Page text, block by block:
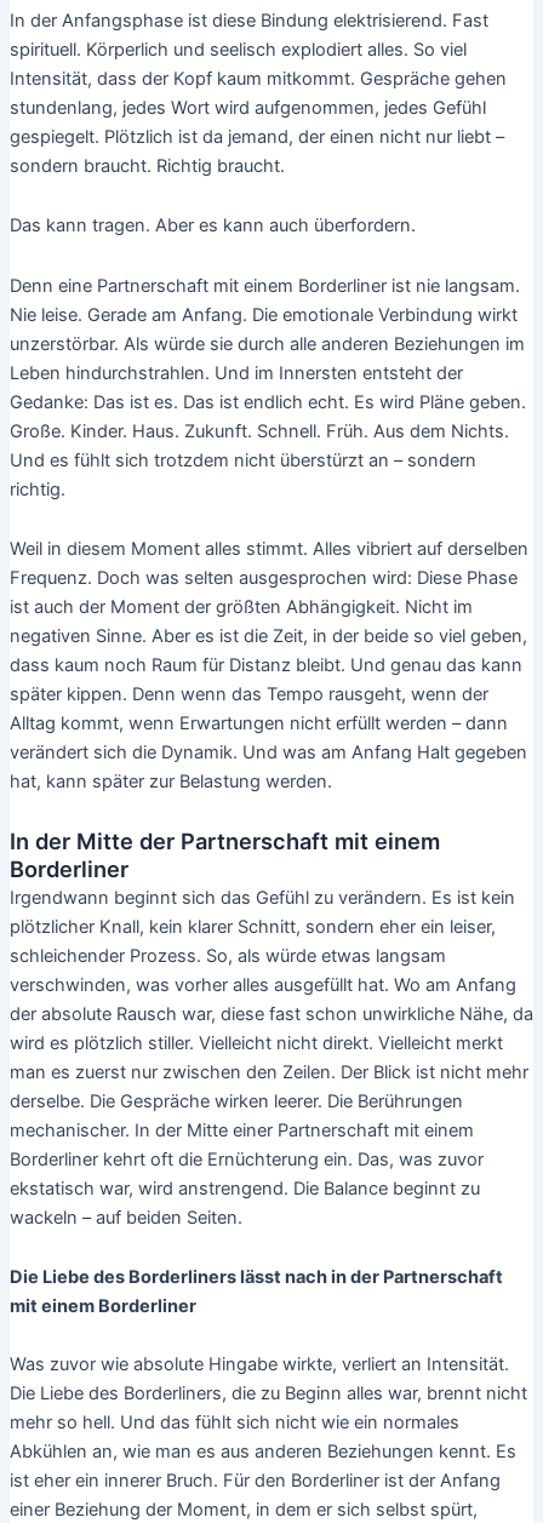
In der Anfangsphase ist diese Bindung elektrisierend. Fast
spirituell. Körperlich und seelisch explodiert alles. So viel
Intensität, dass der Kopf kaum mitkommt. Gespräche gehen
stundenlang, jedes Wort wird aufgenommen, jedes Gefühl
gespiegelt. Plötzlich ist da jemand, der einen nicht nur liebt –
sondern braucht. Richtig braucht.
Das kann tragen. Aber es kann auch überfordern.
Denn eine Partnerschaft mit einem Borderliner ist nie langsam.
Nie leise. Gerade am Anfang. Die emotionale Verbindung wirkt
unzerstörbar. Als würde sie durch alle anderen Beziehungen im
Leben hindurchstrahlen. Und im Innersten entsteht der
Gedanke: Das ist es. Das ist endlich echt. Es wird Pläne geben.
Große. Kinder. Haus. Zukunft. Schnell. Früh. Aus dem Nichts.
Und es fühlt sich trotzdem nicht überstürzt an – sondern
richtig.
Weil in diesem Moment alles stimmt. Alles vibriert auf derselben
Frequenz. Doch was selten ausgesprochen wird: Diese Phase
ist auch der Moment der größten Abhängigkeit. Nicht im
negativen Sinne. Aber es ist die Zeit, in der beide so viel geben,
dass kaum noch Raum für Distanz bleibt. Und genau das kann
später kippen. Denn wenn das Tempo rausgeht, wenn der
Alltag kommt, wenn Erwartungen nicht erfüllt werden – dann
verändert sich die Dynamik. Und was am Anfang Halt gegeben
hat, kann später zur Belastung werden.
In der Mitte der Partnerschaft mit einem
Borderliner
Irgendwann beginnt sich das Gefühl zu verändern. Es ist kein
plötzlicher Knall, kein klarer Schnitt, sondern eher ein leiser,
schleichender Prozess. So, als würde etwas langsam
verschwinden, was vorher alles ausgefüllt hat. Wo am Anfang
der absolute Rausch war, diese fast schon unwirkliche Nähe, da
wird es plötzlich stiller. Vielleicht nicht direkt. Vielleicht merkt
man es zuerst nur zwischen den Zeilen. Der Blick ist nicht mehr
derselbe. Die Gespräche wirken leerer. Die Berührungen
mechanischer. In der Mitte einer Partnerschaft mit einem
Borderliner kehrt oft die Ernüchterung ein. Das, was zuvor
ekstatisch war, wird anstrengend. Die Balance beginnt zu
wackeln – auf beiden Seiten.
Die Liebe des Borderliners lässt nach in der Partnerschaft
mit einem Borderliner
Was zuvor wie absolute Hingabe wirkte, verliert an Intensität.
Die Liebe des Borderliners, die zu Beginn alles war, brennt nicht
mehr so hell. Und das fühlt sich nicht wie ein normales
Abkühlen an, wie man es aus anderen Beziehungen kennt. Es
ist eher ein innerer Bruch. Für den Borderliner ist der Anfang
einer Beziehung der Moment, in dem er sich selbst spürt,